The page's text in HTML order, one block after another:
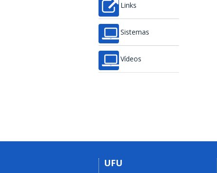
Links
Sistemas
Vídeos
UFU